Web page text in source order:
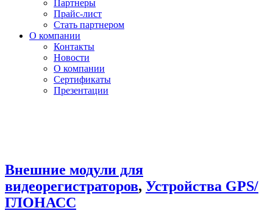
Партнеры
Прайс-лист
Стать партнером
О компании
Контакты
Новости
О компании
Сертификаты
Презентации
Внешние модули для
видеорегистраторов, Устройства GPS/
ГЛОНАСС